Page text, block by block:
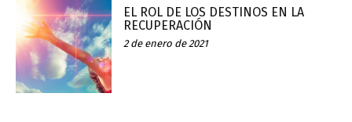
EL ROL DE LOS DESTINOS EN LA
RECUPERACIÓN
2 de enero de 2021